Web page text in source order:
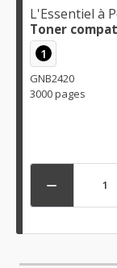
L'Essentiel à
Toner
1
GNB2420
3000 pages
